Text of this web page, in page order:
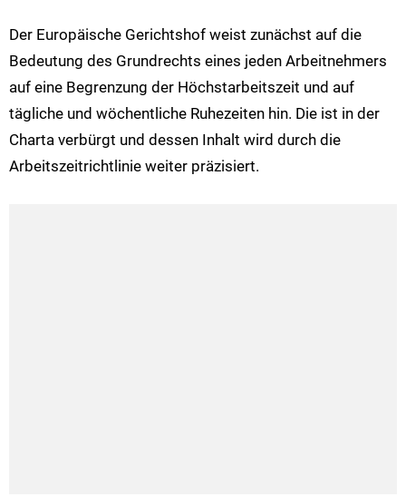
Der Europäische Gerichtshof weist zunächst auf die
Bedeutung des Grundrechts eines jeden Arbeitnehmers
auf eine Begrenzung der Höchstarbeitszeit und auf
tägliche und wöchentliche Ruhezeiten hin. Die ist in der
Charta verbürgt und dessen Inhalt wird durch die
Arbeitszeitrichtlinie weiter präzisiert.